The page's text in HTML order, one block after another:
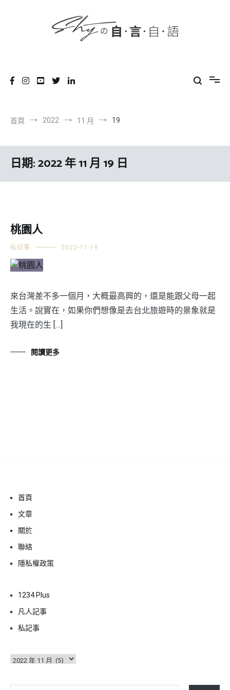
首頁 2022 11 月 19
日期:2022 年 11 月 19 日
桃園人
私記事 2022-11-19
來台灣差不多一個月，大概最高興的，還是能跟父母一起
生活。說實在，如果你們想像是去台北旅遊時的景象就是
我現在的生 […]
閱讀更多
首頁
文章
關於
聯絡
隱私權政策
1234 Plus
凡人記事
私記事
彙
輸入你的電子郵件地址…